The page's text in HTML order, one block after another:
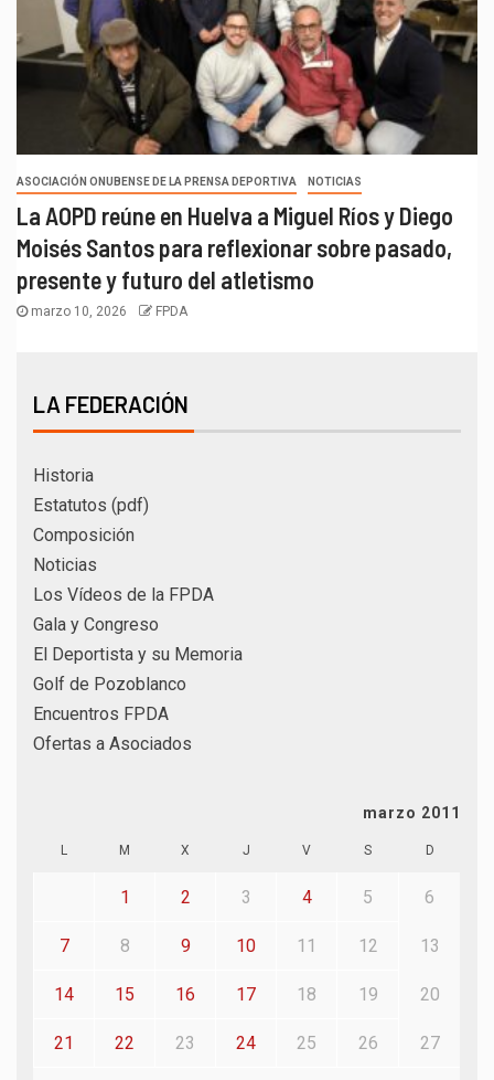
ASOCIACIÓN ONUBENSE DE LA PRENSA DEPORTIVA NOTICIAS
La AOPD reúne en Huelva a Miguel Ríos y Diego
Moisés Santos para reflexionar sobre pasado,
presente y futuro del atletismo
marzo 10, 2026 FPDA
LA FEDERACIÓN
Historia
Estatutos (pdf)
Composición
Noticias
Los Vídeos de la FPDA
Gala y Congreso
El Deportista y su Memoria
Golf de Pozoblanco
Encuentros FPDA
Ofertas a Asociados
marzo 2011
L M X J V S D
1 2 3 4 5 6
7 8 9 10 11 12 13
14 15 16 17 18 19 20
21 22 23 24 25 26 27